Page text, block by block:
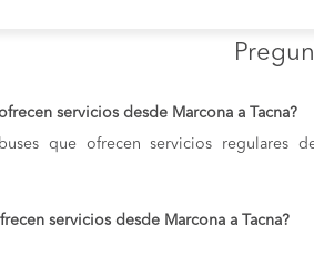
servicios desde Marcona a Tacna?
que ofrecen servicios regulares
servicios desde Marcona a Tacna?